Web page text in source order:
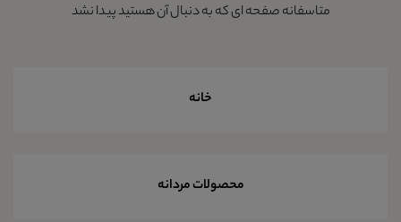
متاسفانه صفحه ای که به دنبال آن هستید پیدا نشد
خانه
محصولات مردانه